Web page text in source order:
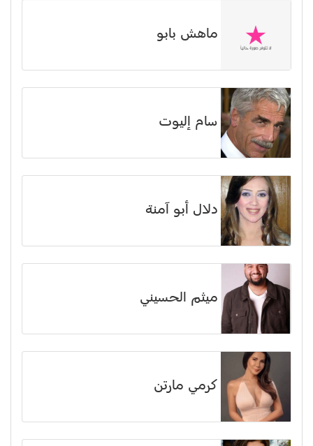
ماهش بابو
سام إليوت
دلال أبو آمنة
ميثم الحسيني
كرمي مارتن